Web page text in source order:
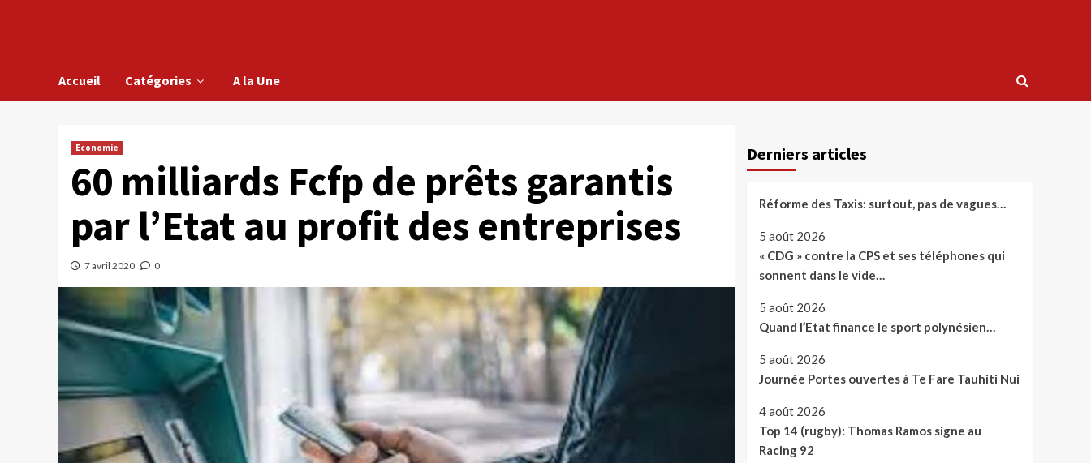
Accueil Catégories A la Une
Economie
60 milliards Fcfp de prêts garantis
par l’Etat au profit des entreprises
7 avril 2020 0
Derniers articles
Réforme des Taxis: surtout, pas de vagues…
5 août 2026
« CDG » contre la CPS et ses téléphones qui
sonnent dans le vide…
5 août 2026
Quand l’Etat finance le sport polynésien…
5 août 2026
Journée Portes ouvertes à Te Fare Tauhiti Nui
4 août 2026
Top 14 (rugby): Thomas Ramos signe au
Racing 92